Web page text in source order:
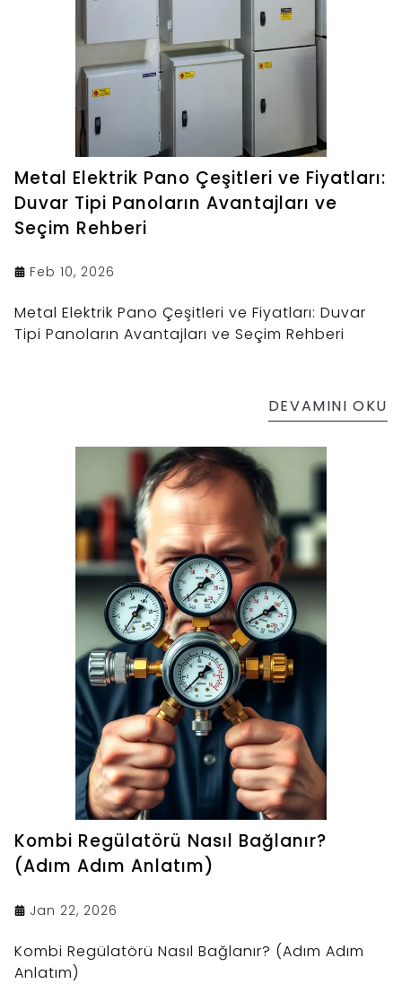
Metal Elektrik Pano Çeşitleri ve Fiyatları:
Duvar Tipi Panoların Avantajları ve
Seçim Rehberi
Feb 10, 2026
Metal Elektrik Pano Çeşitleri ve Fiyatları: Duvar
Tipi Panoların Avantajları ve Seçim Rehberi
DEVAMINI OKU
Kombi Regülatörü Nasıl Bağlanır?
(Adım Adım Anlatım)
Jan 22, 2026
Kombi Regülatörü Nasıl Bağlanır? (Adım Adım
Anlatım)